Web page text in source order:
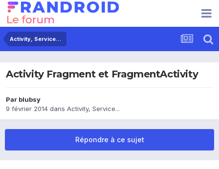
Activity, Service...
Activity Fragment et FragmentActivity
Par blubsy
9 février 2014 dans Activity, Service...
Répondre à ce sujet